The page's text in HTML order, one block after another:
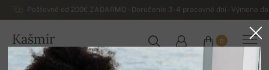
Poštovné od 200€ ZADARMO - Doručenie 3-4 pracovné dni - Výmena
Kašmír
SLOVENSKO
0